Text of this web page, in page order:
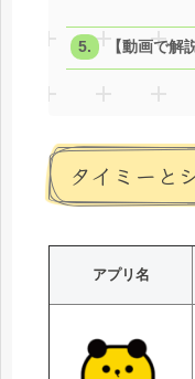
【動画で解
タイミーと
アプリ名